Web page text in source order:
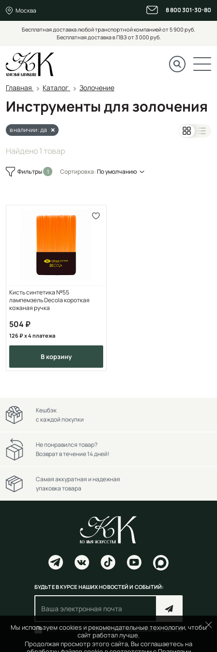
Москва 8 800 301-30-80
Бесплатная доставка любой транспортной компанией от 5 900 руб.
Бесплатная доставка в ПВЗ от 3 000 руб.
Главная Каталог Золочение
Инструменты для золочения
в наличии: да
Найдено 1 товар
Фильтры Сортировка:По умолчанию
Кисть синтетика №55
лампемзель Decola короткая
кожаная ручка
504
126 x 4 платежа
в корзину
Мы используем cookies и рекомендательные технологии, чтобы
сайт работал лучше.
Продолжая просмотр этого сайта, Вы соглашаетесь на
Кешбэк
с каждой покупки
Не понравился товар?
Возврат в течение 14 дней!
Самая аккуратная и надежная
упаковка товара
БУДЬТЕ В КУРСЕ НАШИХ НОВОСТЕЙ И СОБЫТИЙ:
Согласен(на) справилами пользования сайтом